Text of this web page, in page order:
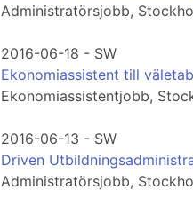
Administratörsjobb,
2016-06-18 - SW
Ekonomiassistent till
Ekonomiassistentjobb,
2016-06-13 - SW
Driven
Administratörsjobb,